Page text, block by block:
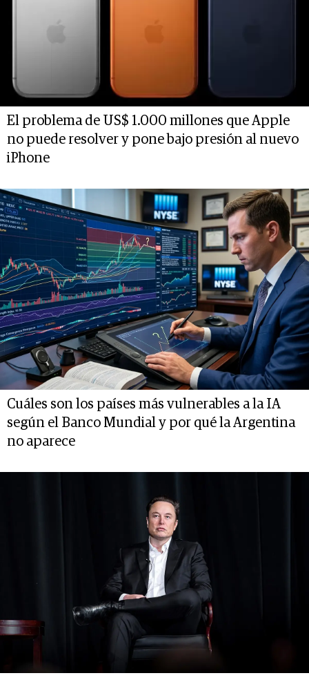
El problema de US$ 1.000 millones que Apple
no puede resolver y pone bajo presión al nuevo
iPhone
Cuáles son los países más vulnerables a la IA
según el Banco Mundial y por qué la Argentina
no aparece